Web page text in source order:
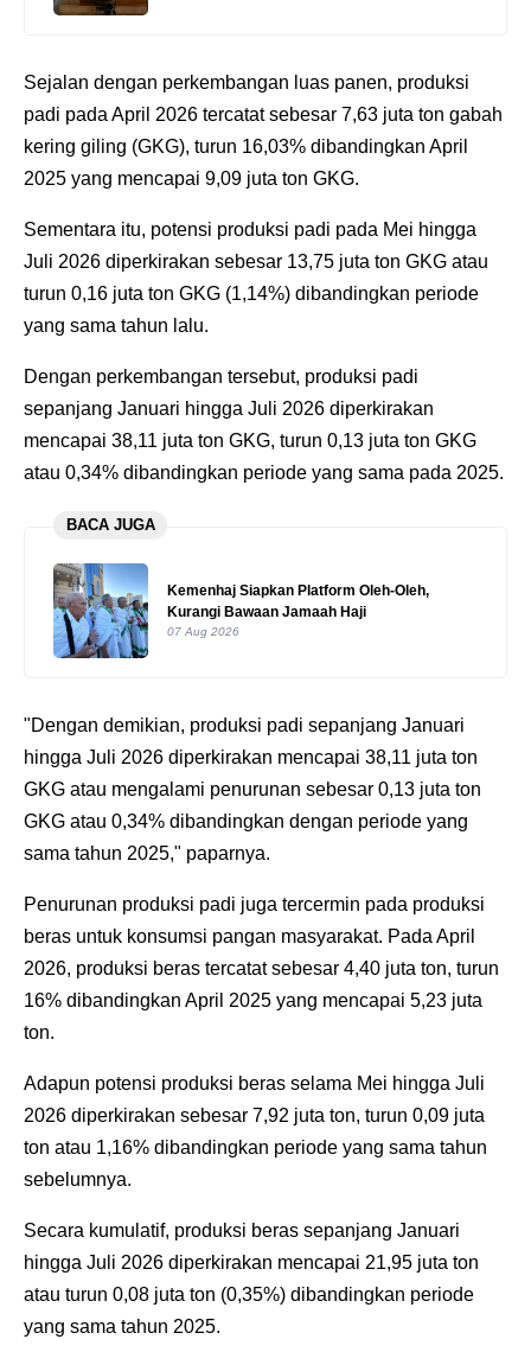
‎Sejalan dengan perkembangan luas panen, produksi
padi pada April 2026 tercatat sebesar 7,63 juta ton gabah
kering giling (GKG), turun 16,03% dibandingkan April
2025 yang mencapai 9,09 juta ton GKG.
‎Sementara itu, potensi produksi padi pada Mei hingga
Juli 2026 diperkirakan sebesar 13,75 juta ton GKG atau
turun 0,16 juta ton GKG (1,14%) dibandingkan periode
yang sama tahun lalu.
‎Dengan perkembangan tersebut, produksi padi
sepanjang Januari hingga Juli 2026 diperkirakan
mencapai 38,11 juta ton GKG, turun 0,13 juta ton GKG
atau 0,34% dibandingkan periode yang sama pada 2025.
BACA JUGA
Kemenhaj Siapkan Platform Oleh-Oleh,
Kurangi Bawaan Jamaah Haji
07 Aug 2026
‎"Dengan demikian, produksi padi sepanjang Januari
hingga Juli 2026 diperkirakan mencapai 38,11 juta ton
GKG atau mengalami penurunan sebesar 0,13 juta ton
GKG atau 0,34% dibandingkan dengan periode yang
sama tahun 2025," paparnya.
‎Penurunan produksi padi juga tercermin pada produksi
beras untuk konsumsi pangan masyarakat. Pada April
2026, produksi beras tercatat sebesar 4,40 juta ton, turun
16% dibandingkan April 2025 yang mencapai 5,23 juta
ton.
‎Adapun potensi produksi beras selama Mei hingga Juli
2026 diperkirakan sebesar 7,92 juta ton, turun 0,09 juta
ton atau 1,16% dibandingkan periode yang sama tahun
sebelumnya.
‎Secara kumulatif, produksi beras sepanjang Januari
hingga Juli 2026 diperkirakan mencapai 21,95 juta ton
atau turun 0,08 juta ton (0,35%) dibandingkan periode
yang sama tahun 2025.